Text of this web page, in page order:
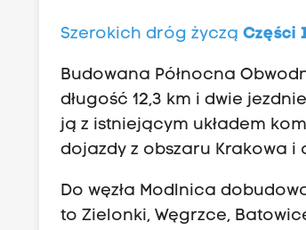
Szerokich dróg życząCzęści
Budowana Północna
długość 12,3 km i dwie
ją z istniejącym układem
dojazdy z obszaru Krakowa
Do węzła Modlnica
to Zielonki, Węgrzce,